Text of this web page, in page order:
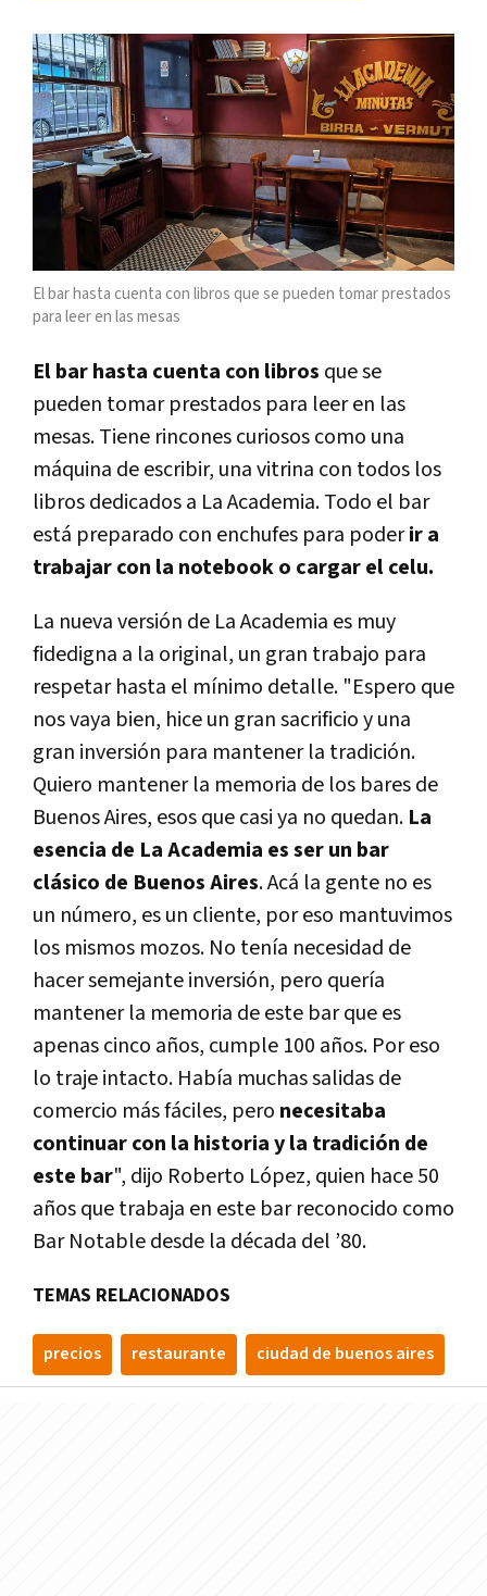
El bar hasta cuenta con libros que se pueden tomar prestados
para leer en las mesas
El bar hasta cuenta con libros que se
pueden tomar prestados para leer en las
mesas. Tiene rincones curiosos como una
máquina de escribir, una vitrina con todos los
libros dedicados a La Academia. Todo el bar
está preparado con enchufes para poderir a
trabajar con la notebook o cargar el celu.
La nueva versión de La Academia es muy
fidedigna a la original, un gran trabajo para
respetar hasta el mínimo detalle. "Espero que
nos vaya bien, hice un gran sacrificio y una
gran inversión para mantener la tradición.
Quiero mantener la memoria de los bares de
Buenos Aires, esos que casi ya no quedan. La
esencia de La Academia es ser un bar
clásico de Buenos Aires. Acá la gente no es
un número, es un cliente, por eso mantuvimos
los mismos mozos. No tenía necesidad de
hacer semejante inversión, pero quería
mantener la memoria de este bar que es
apenas cinco años, cumple 100 años. Por eso
lo traje intacto. Había muchas salidas de
comercio más fáciles, pero necesitaba
continuar con la historia y la tradición de
este bar", dijo Roberto López, quien hace 50
años que trabaja en este bar reconocido como
Bar Notable desde la década del ’80.
TEMAS RELACIONADOS
precios restaurante ciudad de buenos aires